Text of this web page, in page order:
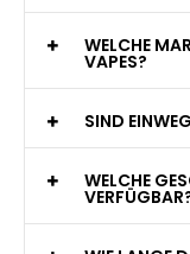
WELCHE
VAPES?
SIND
WELCHE